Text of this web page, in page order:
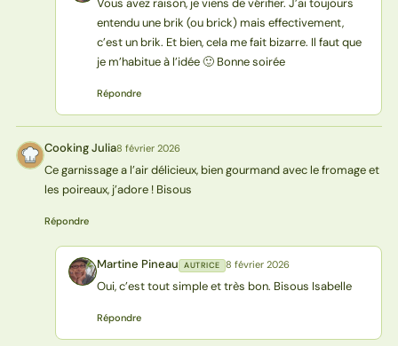
Vous avez raison, je viens de vérifier. J’ai toujours
entendu une brik (ou brick) mais effectivement,
c’est un brik. Et bien, cela me fait bizarre. Il faut que
je m’habitue à l’idée 🙂 Bonne soirée
Répondre
CJ Cooking Julia8 février 2026
Ce garnissage a l’air délicieux, bien gourmand avec le fromage et
les poireaux, j’adore ! Bisous
Répondre
MP Martine Pineau AUTRICE 8 février 2026
Oui, c’est tout simple et très bon. Bisous Isabelle
Répondre